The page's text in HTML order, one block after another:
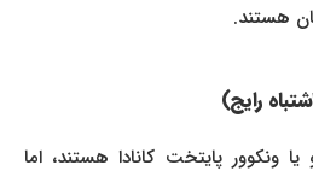
رایج)
پایتخت کانادا هستند، اما